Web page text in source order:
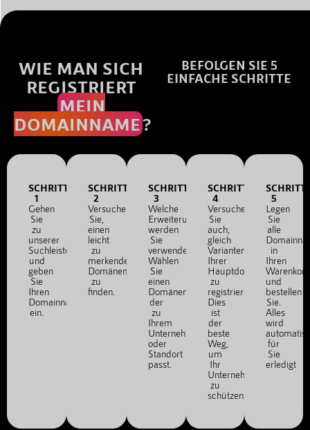
WIE MAN SICH
REGISTRIERT
MEIN
DOMAINNAME?
BEFOLGEN SIE 5
EINFACHE SCHRITTE
SCHRITT
1
Gehen
Sie
zu
unserer
Suchleiste
und
geben
Sie
Ihren
Domainnamen
ein.
SCHRITT
2
Versuchen
Sie,
einen
leicht
zu
merkenden
Domänennamen
zu
finden.
SCHRITT
3
Welche
Erweiterung
werden
Sie
verwenden?
Wählen
Sie
einen
Domänennamen,
der
zu
Ihrem
Unternehmen
oder
Standort
passt.
SCHRITT
4
Versuchen
Sie
auch,
gleich
Varianten
Ihrer
Hauptdomain
zu
registrieren.
Dies
ist
der
beste
Weg,
um
Ihr
Unternehmen
zu
schützen.
SCHRITT
5
Legen
Sie
alle
in
Ihren
und
bestellen
Sie.
Alles
wird
für
Sie
erledigt